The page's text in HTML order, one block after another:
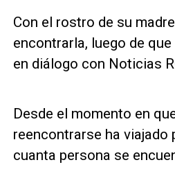
Con el rostro de su
encontrarla, luego de
en diálogo con Noticias
Desde el momento en
reencontrarse ha viajado
cuanta persona se